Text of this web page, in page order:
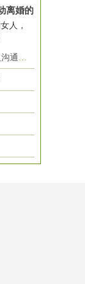
离婚的
人，
怎么